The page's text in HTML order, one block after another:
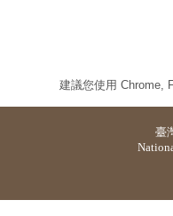
建議您使用 Chrome,
臺